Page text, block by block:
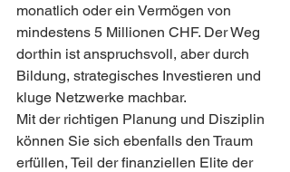
monatlich oder ein Vermögen von
mindestens 5 Millionen CHF. Der Weg
dorthin ist anspruchsvoll, aber durch
Bildung, strategisches Investieren und
kluge Netzwerke machbar.
Mit der richtigen Planung und Disziplin
können Sie sich ebenfalls den Traum
erfüllen, Teil der finanziellen Elite der